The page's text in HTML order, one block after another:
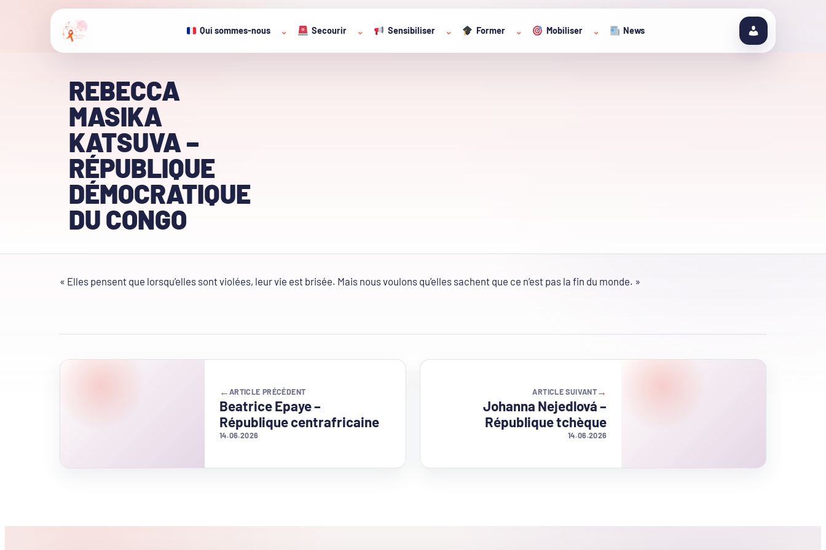
Qui sommes-nous ⌄ Secourir ⌄ Sensibiliser ⌄ Former ⌄ Mobiliser ⌄ News
REBECCA
MASIKA
KATSUVA –
RÉPUBLIQUE
DÉMOCRATIQUE
DU CONGO
« Elles pensent que lorsqu’elles sont violées, leur vie est brisée. Mais nous voulons qu’elles sachent que ce n’est pas la fin du monde. »
← ARTICLE PRÉCÉDENT
Beatrice Epaye –
République centrafricaine
14.06.2026
→
ARTICLE SUIVANT
Johanna Nejedlová –
République tchèque
14.06.2026